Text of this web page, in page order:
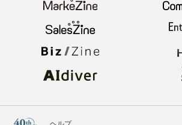
ヘルプ